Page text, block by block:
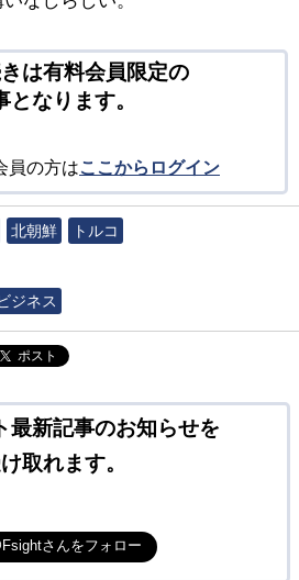
は有料会員限定の
となります。
員の方はここからログイン
北朝鮮
トルコ
ジネス
ポスト
最新記事のお知らせを
取れます。
さんをフォロー